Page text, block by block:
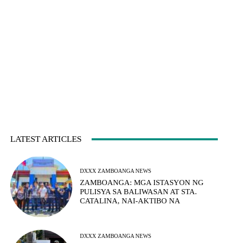
LATEST ARTICLES
DXXX ZAMBOANGA NEWS
ZAMBOANGA: MGA ISTASYON NG
PULISYA SA BALIWASAN AT STA.
CATALINA, NAI-AKTIBO NA
DXXX ZAMBOANGA NEWS